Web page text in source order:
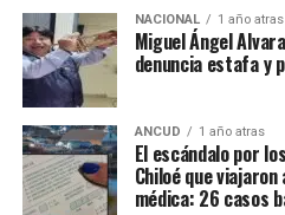
NACIONAL 1 año atras
Miguel Ángel
denuncia estafa y
ANCUD 1 año atras
El escándalo por
Chiloé que
médica: 26 casos